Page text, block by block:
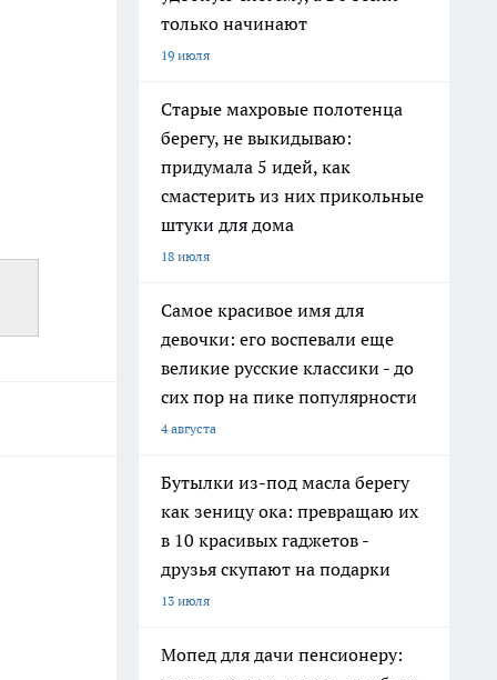
только начинают
19 июля
Старые махровые полотенца
берегу, не выкидываю:
придумала 5 идей, как
смастерить из них прикольные
штуки для дома
18 июля
Самое красивое имя для
девочки: его воспевали еще
великие русские классики - до
сих пор на пике популярности
4 августа
Бутылки из-под масла берегу
как зеницу ока: превращаю их
в 10 красивых гаджетов -
друзья скупают на подарки
13 июля
Мопед для дачи пенсионеру: